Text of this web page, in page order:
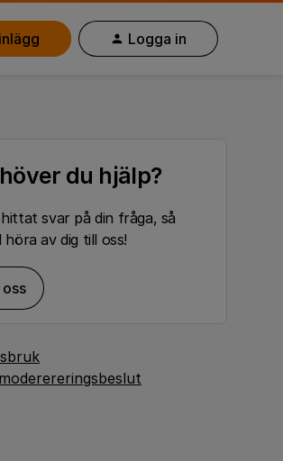
Logga in
du hjälp?
svar på din fråga, så
höra av dig till oss!